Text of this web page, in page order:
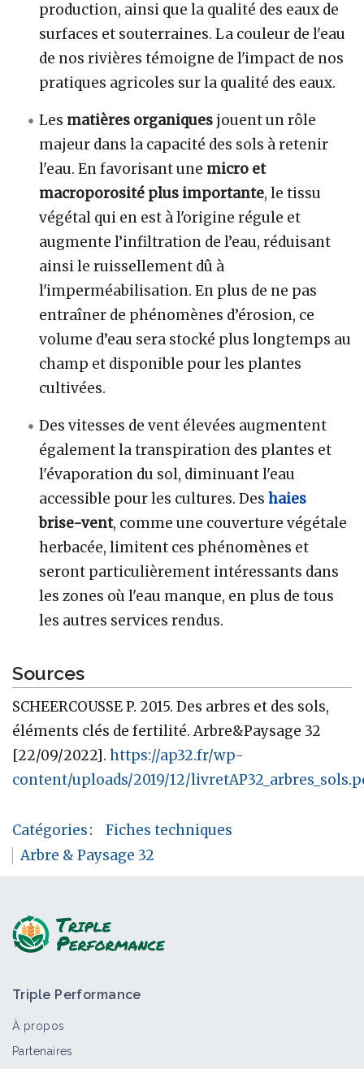
production, ainsi que la qualité des eaux de
surfaces et souterraines. La couleur de l'eau
de nos rivières témoigne de l'impact de nos
pratiques agricoles sur la qualité des eaux.
Les matières organiques jouent un rôle
majeur dans la capacité des sols à retenir
l'eau. En favorisant une micro et
macroporosité plus importante, le tissu
végétal qui en est à l'origine régule et
augmente l’infiltration de l’eau, réduisant
ainsi le ruissellement dû à
l'imperméabilisation. En plus de ne pas
entraîner de phénomènes d’érosion, ce
volume d’eau sera stocké plus longtemps au
champ et disponible pour les plantes
cultivées.
Des vitesses de vent élevées augmentent
également la transpiration des plantes et
l'évaporation du sol, diminuant l'eau
accessible pour les cultures. Deshaies
brise-vent, comme une couverture végétale
herbacée, limitent ces phénomènes et
seront particulièrement intéressants dans
les zones où l'eau manque, en plus de tous
les autres services rendus.
Sources
SCHEERCOUSSE P. 2015. Des arbres et des sols,
éléments clés de fertilité. Arbre&Paysage 32
[22/09/2022]. https://ap32.fr/wp-
content/uploads/2019/12/
Catégories:
Fiches techniques
Arbre & Paysage 32
Triple Performance
À propos
Partenaires